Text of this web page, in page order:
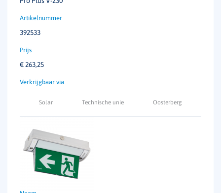
392533
€ 263,25
Solar Technische unie Oosterberg